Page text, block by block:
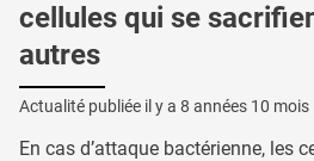
cellules qui se
autres
Actualité publiée il y a 8 années 10 mois
En cas d’attaque bactérienne, les